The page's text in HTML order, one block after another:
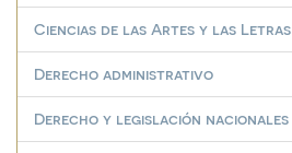
Ciencias de las Artes y las Letras
Derecho administrativo
Derecho y legislación nacionales